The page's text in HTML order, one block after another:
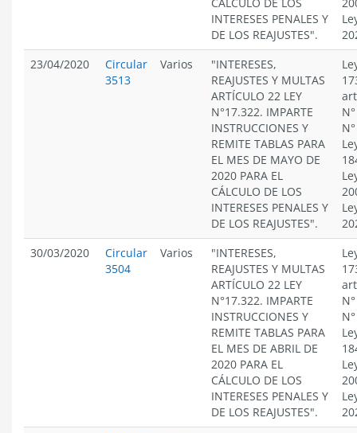
INTERESES PENALES Y
DE LOS REAJUSTES".
23/04/2020
Circular
3513
Varios
"INTERESES,
REAJUSTES Y MULTAS
ARTÍCULO 22 LEY
N°17.322. IMPARTE
INSTRUCCIONES Y
REMITE TABLAS PARA
EL MES DE MAYO DE
2020 PARA EL
CÁLCULO DE LOS
INTERESES PENALES Y
DE LOS REAJUSTES".
30/03/2020
Circular
3504
Varios
"INTERESES,
REAJUSTES Y MULTAS
ARTÍCULO 22 LEY
N°17.322. IMPARTE
INSTRUCCIONES Y
REMITE TABLAS PARA
EL MES DE ABRIL DE
2020 PARA EL
CÁLCULO DE LOS
INTERESES PENALES Y
DE LOS REAJUSTES".